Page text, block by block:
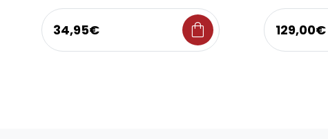
34,95€ shopping_bag 129,00€